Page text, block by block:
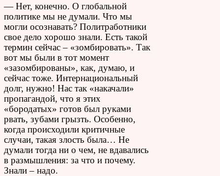
— Нет, конечно. О глобальной
политике мы не думали. Что мы
могли осознавать? Политработники
свое дело хорошо знали. Есть такой
термин сейчас – «зомбировать». Так
вот мы были в тот момент
«зазомбированы», как, думаю, и
сейчас тоже. Интернациональный
долг, нужно! Нас так «накачали»
пропагандой, что я этих
«бородатых» готов был руками
рвать, зубами грызть. Особенно,
когда происходили критичные
случаи, такая злость была… Не
думали тогда ни о чем, не вдавались
в размышления: за что и почему.
Знали – надо.